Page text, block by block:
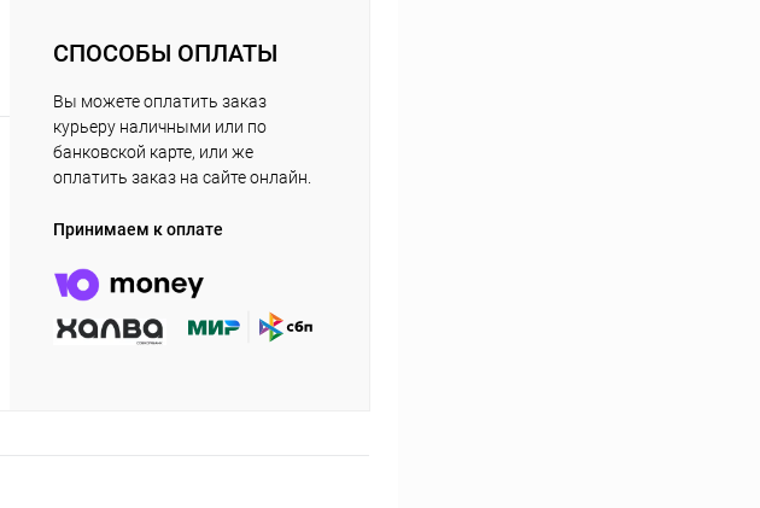
СПОСОБЫ ОПЛАТЫ
Вы можете оплатить заказ
курьеру наличными или по
банковской карте, или же
оплатить заказ на сайте онлайн.
Принимаем к оплате
раз в 2
51